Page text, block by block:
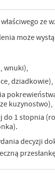
może
wnuki),
dziadkowie),
kuzynostwo),
1 stopnia
decyzji